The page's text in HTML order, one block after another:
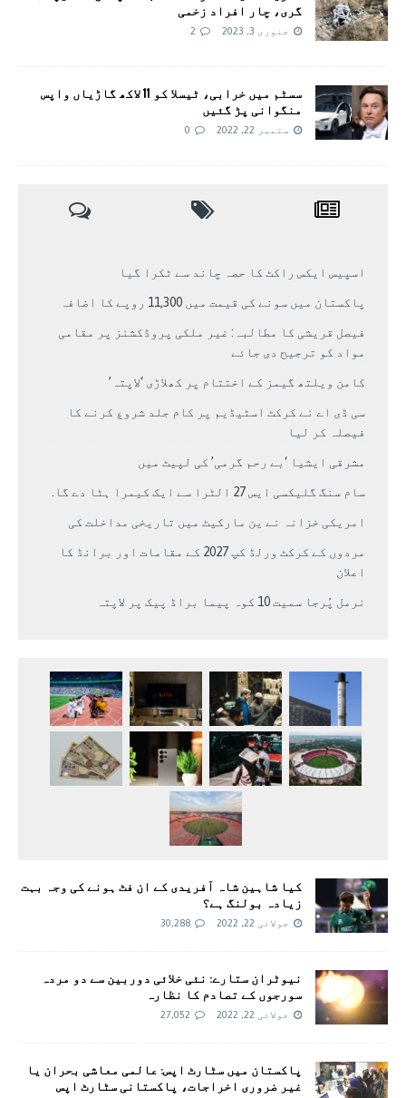
گری، چار افراد زخمی
جنوری 3, 2023 2
سسٹم میں خرابی، ٹیسلا کو 11 لاکھ گاڑیاں واپس
منگوانی پڑ گئیں
ستمبر 22, 2022 0
اسپیس ایکس راکٹ کا حصہ چاند سے ٹکرا گیا
پاکستان میں سونے کی قیمت میں 11,300 روپے کا اضافہ
فیصل قریشی کا مطالبہ: غیر ملکی پروڈکشنز پر مقامی
مواد کو ترجیح دی جائے
کامن ویلتھ گیمز کے اختتام پر کھلاڑی ‘لاپتہ’
سی ڈی اے نے کرکٹ اسٹیڈیم پر کام جلد شروع کرنے کا
فیصلہ کر لیا
مشرقی ایشیا ‘بے رحم گرمی’ کی لپیٹ میں
سام سنگ گلیکسی ایس 27 الٹرا سے ایک کیمرا ہٹا دے گا.
امریکی خزانہ نے ین مارکیٹ میں تاریخی مداخلت کی
مردوں کے کرکٹ ورلڈ کپ 2027 کے مقامات اور برانڈ کا
اعلان
نرمل پُرجا سمیت 10 کوہ پیما براڈ پیک پر لاپتہ
کیا شاہین شاہ آفریدی کے ان فٹ ہونے کی وجہ بہت
زیادہ بولنگ ہے؟
جولائی 22, 2022 30,288
نیوٹران ستارے: نئی خلائی دوربین سے دو مردہ
سورجوں کے تصادم کا نظارہ
جولائی 22, 2022 27,052
پاکستان میں سٹارٹ اپس: عالمی معاشی بحران یا
غیر ضروری اخراجات، پاکستانی سٹارٹ اپس